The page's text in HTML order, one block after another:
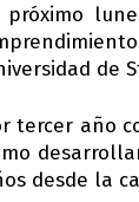
próximo
de
tercer año
desde la